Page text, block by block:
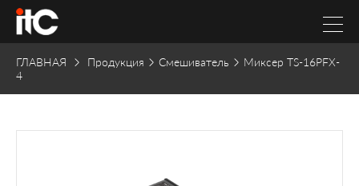
ГЛАВНАЯ Продукция Смешиватель
Миксер TS-16PFX-
4